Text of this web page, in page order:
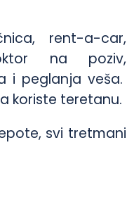
rent-a-car,
na poziv,
i peglanja veša.
koriste teretanu.
svi tretmani